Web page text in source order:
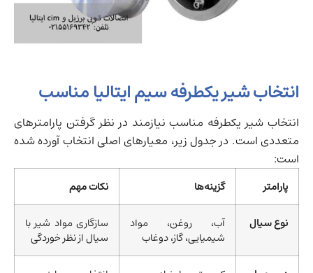
انتخاب شیر یکطرفه سیم ایتالیا مناسب
انتخاب شیر یکطرفه مناسب نیازمند در نظر گرفتن پارامترهای
متعددی است. در جدول زیر، معیارهای اصلی انتخاب آورده شده
است:
پارامتر گزینه‌ها نکات مهم
نوع سیال
آب، روغن، مواد
شیمیایی، گاز، دوغاب
سازگاری مواد شیر با
سیال از نظر خوردگی